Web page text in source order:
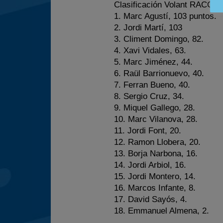
Clasificación Volant RACC-
1. Marc Agustí, 103 puntos.
2. Jordi Martí, 103
3. Climent Domingo, 82.
4. Xavi Vidales, 63.
5. Marc Jiménez, 44.
6. Raül Barrionuevo, 40.
7. Ferran Bueno, 40.
8. Sergio Cruz, 34.
9. Miquel Gallego, 28.
10. Marc Vilanova, 28.
11. Jordi Font, 20.
12. Ramon Llobera, 20.
13. Borja Narbona, 16.
14. Jordi Arbiol, 16.
15. Jordi Montero, 14.
16. Marcos Infante, 8.
17. David Sayós, 4.
18. Emmanuel Almena, 2.